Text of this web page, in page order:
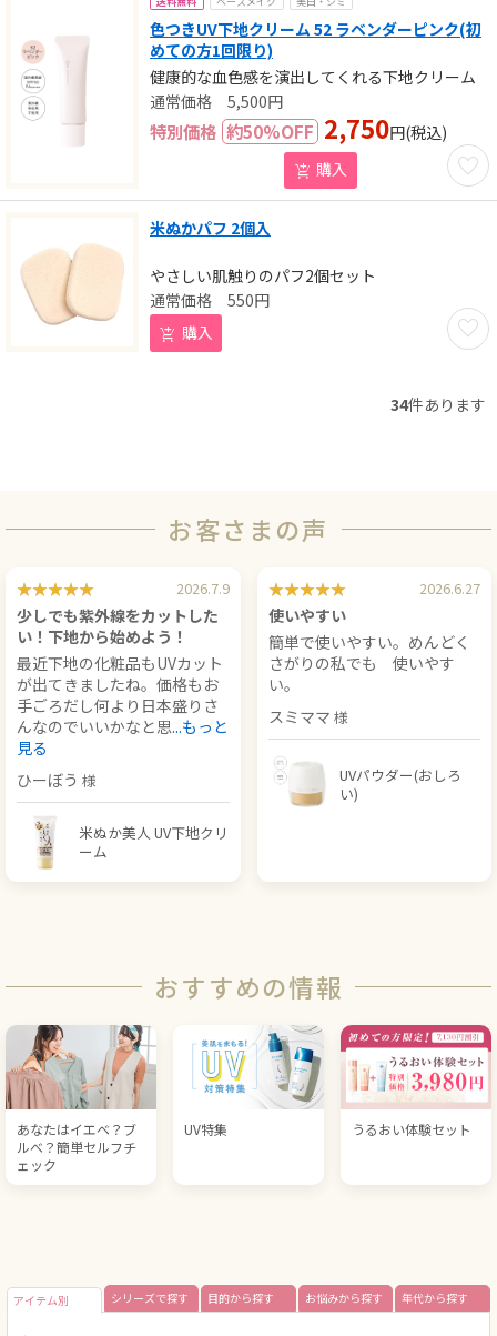
色つきUV下地クリーム 52 ラベンダーピンク(初
めての方1回限り)
健康的な血色感を演出してくれる下地クリーム
お気
5,500円
特別価格 約50%OFF 2,750円(税込)
購入
米ぬかパフ 2個入
やさしい肌触りのパフ2個セット
お気
550円
購入
34件あります
お客さまの声
2026.7.9
少しでも紫外線をカットした
い！下地から始めよう！
最近下地の化粧品もUVカット
が出てきましたね。価格もお
手ごろだし何より日本盛りさ
んなのでいいかなと思...もっと
見る
ひーぼう
米ぬか美人 UV下地クリ
ーム
2026.6.27
使いやすい
簡単で使いやすい。めんどく
さがりの私でも 使いやす
い。
スミママ
UVパウダー(おしろ
い)
おすすめの情報
あなたはイエベ？ブ
ルべ？簡単セルフチ
ェック
UV特集 うるおい体験セット
アイテム別 シリーズで探す 目的から探す お悩みから探す 年代から探す